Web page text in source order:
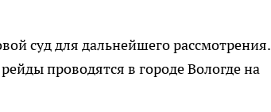
суд для дальнейшего рассмотрения.
проводятся в городе Вологде на